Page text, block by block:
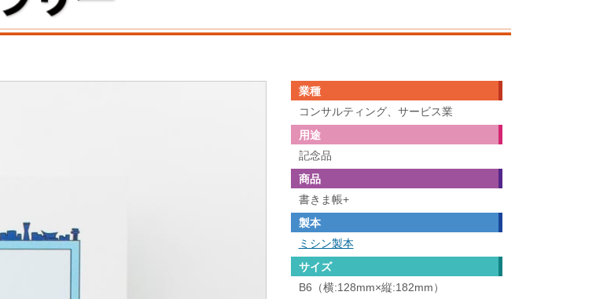
業種
コンサルティング、サービス業
用途
記念品
商品
書きま帳+
製本
ミシン製本
サイズ
B6（横:128mm×縦:182mm）